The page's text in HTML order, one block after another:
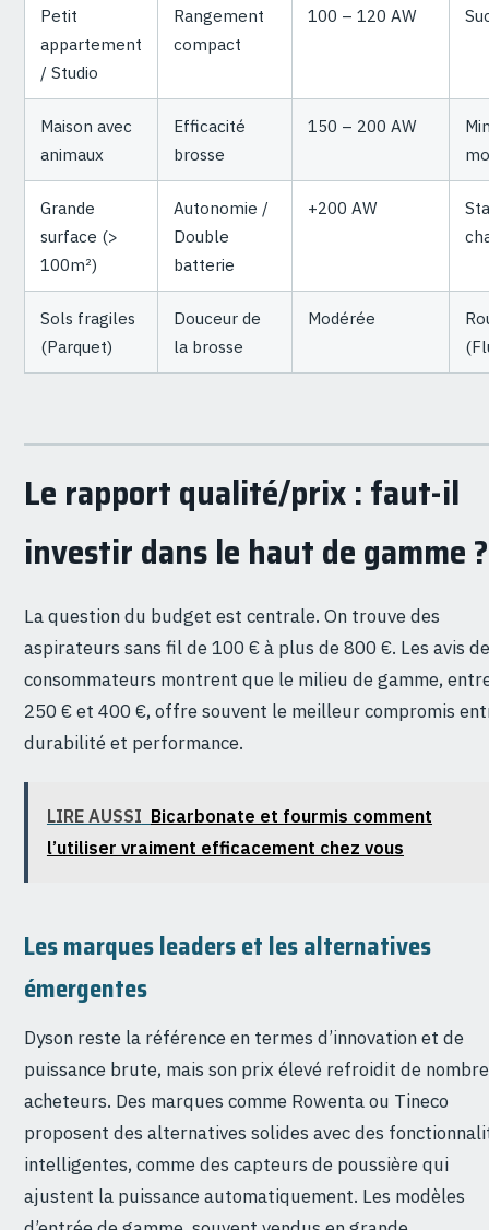
Petit
appartement
/ Studio
Rangement
compact
100 – 120 AW
Maison avec
animaux
Efficacité
brosse
150 – 200 AW
Grande
surface (>
100m²)
Autonomie /
Double
batterie
+200 AW
Sols fragiles
(Parquet)
Douceur de
la brosse
Modérée
Le rapport qualité/prix : faut-il
investir dans le haut de gamme ?
La question du budget est centrale. On trouve des
aspirateurs sans fil de 100 € à plus de 800 €. Les avis
consommateurs montrent que le milieu de gamme,
250 € et 400 €, offre souvent le meilleur compromis
durabilité et performance.
LIRE AUSSI Bicarbonate et fourmis comment
l’utiliser vraiment efficacement chez vous
Les marques leaders et les alternatives
émergentes
Dyson reste la référence en termes d’innovation et de
puissance brute, mais son prix élevé refroidit de
acheteurs. Des marques comme Rowenta ou Tineco
proposent des alternatives solides avec des
intelligentes, comme des capteurs de poussière qui
ajustent la puissance automatiquement. Les modèles